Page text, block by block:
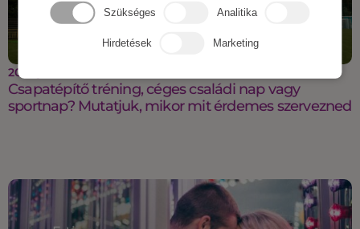
2023 június 23.
Csapatépítő tréning, céges családi nap vagy
sportnap? Mutatjuk, mikor mit érdemes szervezned
Szükséges Analitika
Hirdetések Marketing